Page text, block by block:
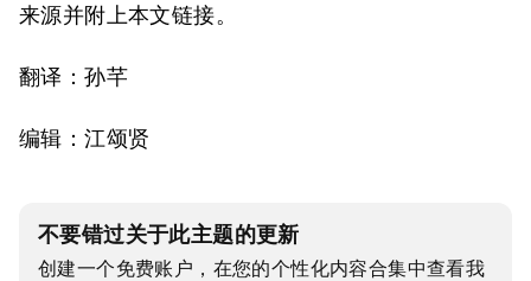
来源并附上本文链接。
翻译：孙芊
编辑：江颂贤
不要错过关于此主题的更新
创建一个免费账户，在您的个性化内容合集中查看我